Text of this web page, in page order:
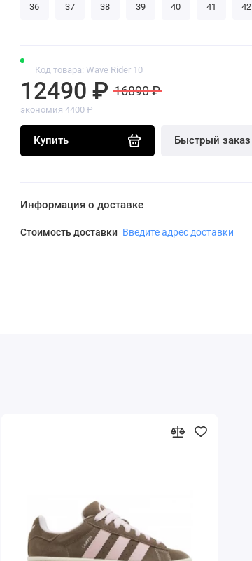
Код товара: Wave Rider 10
12490 ₽ 16890 ₽
экономия 4400 ₽
Купить Быстрый заказ
36 37 38 39 40 41 42
Информация о доставке
Стоимость доставки Введите адрес доставки